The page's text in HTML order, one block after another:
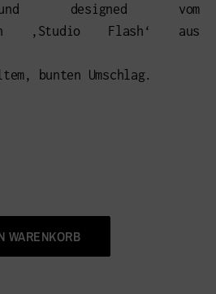
designed vom
‚Studio Flash‘ aus
bunten Umschlag.
WARENKORB